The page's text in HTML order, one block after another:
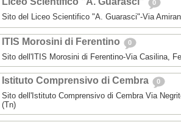
0
Sito del Liceo Scientifico "A. Guarasci"-Via
ITIS Morosini di Ferentino 0
Sito dell'ITIS Morosini di Ferentino-Via Casilina,
Istituto Comprensivo di Cembra 0
Sito dell'Istituto Comprensivo di Cembra Via
(Tn)